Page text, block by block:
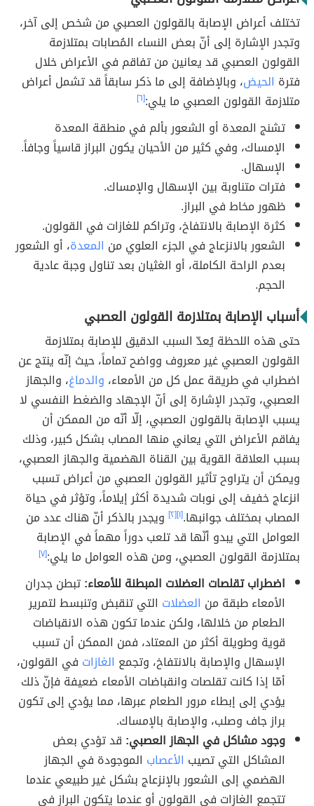
تختلف أعراض الإصابة بالقولون العصبي من شخص إلى آخر،
وتجدر الإشارة إلى أنّ بعض النساء المُصابات بمتلازمة
القولون العصبي قد يعانين من تفاقم في الأعراض خلال
فترة الحيض، وبالإضافة إلى ما ذكر سابقاً قد تشمل أعراض
متلازمة القولون العصبي ما يلي:[٦]
تشنج المعدة أو الشعور بألم في منطقة المعدة
الإمساك، وفي كثير من الأحيان يكون البراز قاسياً وجافاً.
الإسهال.
فترات متناوبة بين الإسهال والإمساك.
ظهور مخاط في البراز.
كثرة الإصابة بالانتفاخ، وتراكم للغازات في القولون.
الشعور بالانزعاج في الجزء العلوي من المعدة، أو الشعور
بعدم الراحة الكاملة، أو الغثيان بعد تناول وجبة عادية
الحجم.
أسباب الإصابة بمتلازمة القولون العصبي
حتى هذه اللحظة يُعدّ السبب الدقيق للإصابة بمتلازمة
القولون العصبي غير معروف وواضح تماماً، حيث إنّه ينتج عن
اضطراب في طريقة عمل كل من الأمعاء، والدماغ، والجهاز
العصبي، وتجدر الإشارة إلى أنّ الإجهاد والضغط النفسي لا
يسبب الإصابة بالقولون العصبي، إلّا أنّه من الممكن أن
يفاقم الأعراض التي يعاني منها المصاب بشكل كبير، وذلك
بسبب العلاقة القوية بين القناة الهضمية والجهاز العصبي،
ويمكن أن يتراوح تأثير القولون العصبي من أعراض تسبب
انزعاج خفيف إلى نوبات شديدة أكثر إيلاماً، وتؤثر في حياة
المصاب بمختلف جوانبها.[١] [٢]
ويجدر بالذكر أنّ هناك عدد من
العوامل التي يبدو أنّها قد تلعب دوراً مهماً في الإصابة
بمتلازمة القولون العصبي، ومن هذه العوامل ما يلي:[٧]
اضطراب تقلصات العضلات المبطنة للأمعاء:تبطن جدران
الأمعاء طبقة من العضلات التي تنقبض وتنبسط لتمرير
الطعام من خلالها، ولكن عندما تكون هذه الانقباضات
قوية وطويلة أكثر من المعتاد، فمن الممكن أن تسبب
الإسهال والإصابة بالانتفاخ، وتجمع الغازات في القولون،
أمّا إذا كانت تقلصات وانقباضات الأمعاء ضعيفة فإنّ ذلك
يؤدي إلى إبطاء مرور الطعام عبرها، مما يؤدي إلى تكون
براز جاف وصلب، والإصابة بالإمساك.
وجود مشاكل في الجهاز العصبي: قد تؤدي بعض
المشاكل التي تصيب الأعصاب الموجودة في الجهاز
الهضمي إلى الشعور بالإنزعاج بشكل غير طبيعي عندما
تتجمع الغازات في القولون أو عندما يتكون البراز في